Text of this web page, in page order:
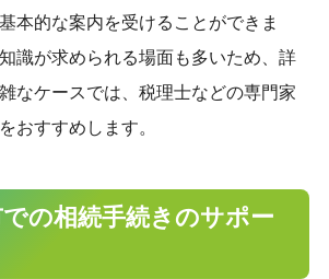
本的な案内を受けることができま
識が求められる場面も多いため、詳
なケースでは、税理士などの専門家
おすすめします。
の相続手続きのサポー